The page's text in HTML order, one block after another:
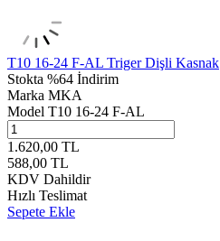
T10 16-24 F-AL Triger Dişli Kasnak
Stokta %64 İndirim
Marka MKA
Model T10 16-24 F-AL
1.620,00 TL
588,00 TL
KDV Dahildir
Hızlı Teslimat
Sepete Ekle